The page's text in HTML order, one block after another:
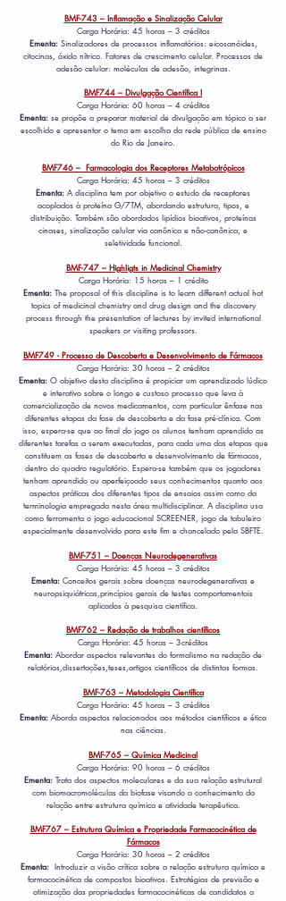
BMF-743 – Inflamação e Sinalização Celular
Carga Horária: 45 horas – 3 créditos
Ementa:Sinalizadores de processos inflamatórios: eicosanóides,
citocinas, óxido nítrico. Fatores de crescimento celular. Processos de
adesão celular: moléculas de adesão, integrinas.
BMF744 – Divulgação Científica I
Carga Horária: 60 horas – 4 créditos
Ementa: se propõe a preparar material de divulgação em tópico a ser
escolhido e apresentar o tema em escolha da rede pública de ensino
do Rio de Janeiro.
BMF746 – Farmacologia dos Receptores Metabotrópicos
Carga Horária: 45 horas – 3 créditos
Ementa: A disciplina tem por objetivo o estudo de receptores
acoplados à proteína G/7TM, abordando estrutura, tipos, e
distribuição. Também são abordados lipídios bioativos, proteínas
cinases, sinalização celular via canônica e não-canônica, e
seletividade funcional.
BMF-747 – Highligts in Medicinal Chemistry
Carga Horária: 15 horas – 1 crédito
Ementa: The proposal of this discipline is to learn different actual hot
topics of medicinal chemistry and drug design and the discovery
process through the presentation of lectures by invited international
speakers or visiting professors.
BMF749 - Processo de Descoberta e Desenvolvimento de Fármacos
Carga Horária: 30 horas – 2 créditos
Ementa: O objetivo desta disciplina é propiciar um aprendizado lúdico
e interativo sobre o longo e custoso processo que leva à
comercialização de novos medicamentos, com particular ênfase nas
diferentes etapas da fase de descoberta e da fase pré-clínica. Com
isso, espera-se que ao final do jogo os alunos tenham aprendido as
diferentes tarefas a serem executadas, para cada uma das etapas que
constituem as fases de descoberta e desenvolvimento de fármacos,
dentro do quadro regulatório. Espera-se também que os jogadores
tenham aprendido ou aperfeiçoado seus conhecimentos quanto aos
aspectos práticas dos diferentes tipos de ensaios assim como da
terminologia empregada nesta área multidisciplinar. A disciplina usa
como ferramenta o jogo educacional SCREENER, jogo de tabuleiro
especialmente desenvolvido para este fim e chancelado pela SBFTE.
BMF-751 – Doenças Neurodegenerativas
Carga Horária: 45 horas – 3 créditos
Ementa: Conceitos gerais sobre doenças neurodegenerativas e
neuropsiquiátricas,princípios gerais de testes comportamentais
aplicados à pesquisa científica.
BMF762 – Redação de trabalhos científicos
Carga Horária: 45 horas – 3créditos
Ementa: Abordar aspectos relevantes do formalismo na redação de
relatórios,dissertações,teses,artigos científicos de distintas formas.
BMF-763 – Metodologia Científica
Carga Horária: 45 horas – 3 créditos
Ementa: Aborda aspectos relacionados aos métodos científicos e ética
nas ciências.
BMF-765 – Química Medicinal
Carga Horária: 90 horas – 6 créditos
Ementa: Trata dos aspectos moleculares e da sua relação estrutural
com biomacromoléculas da biofase visando o conhecimento da
relação entre estrutura química e atividade terapêutica.
BMF767 – Estrutura Química e Propriedade Farmacocinética de
Fármacos
Carga Horária: 30 horas – 2 créditos
Ementa: Introduzir a visão crítica sobre a relação estrutura química e
farmacocinética de compostos bioativos. Estratégias de previsão e
otimização das propriedades farmacocinéticas de candidatos a